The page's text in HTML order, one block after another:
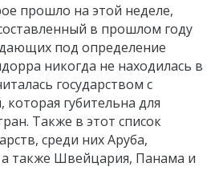
прошло на этой неделе,
в прошлом году
под определение
никогда не находилась в
государством с
которая губительна для
Также в этот список
среди них Аруба,
также Швейцария, Панама и